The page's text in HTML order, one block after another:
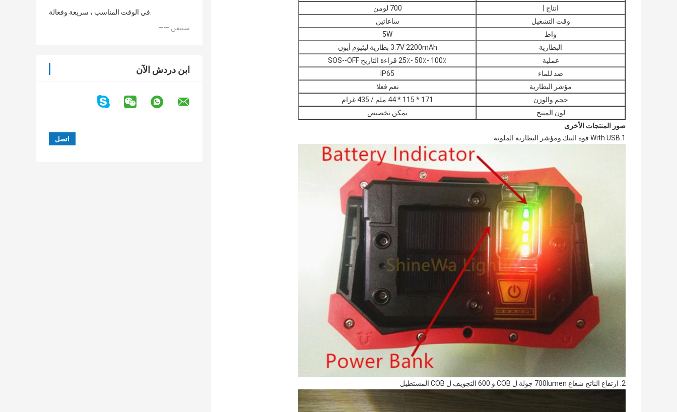
في الوقت المناسب ، سريعة وفعالة.
—— ستيفن
ابن دردش الآن
انتاج |
700 لومن
وقت التشغيل
ساعاتين
واط
5W
البطارية
3.7V 2200mAh بطارية ليثيوم أيون
عملية
100٪ -50٪ -25٪ قراءة التاريخ SOS--OFF
ضد للماء
IP65
مؤشر البطارية
نعم فعلا
حجم والوزن
171 * 115 * 44 ملم / 435 غرام
لون المنتج
يمكن تخصيص
صور المنتجات الأخرى
1.With USB قوة البنك ومؤشر البطارية الملونة
2. ارتفاع الناتج شعاع 700lumen جولة ل COB و 600 التجويف ل COB المستطيل